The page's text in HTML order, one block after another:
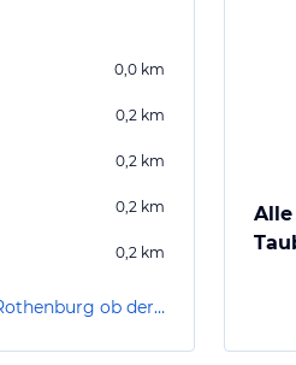
0,0 km
0,2 km
0,2 km
0,2 km
0,2 km
Shoppingmöglichkeiten in Rothenburg ob der Tauber